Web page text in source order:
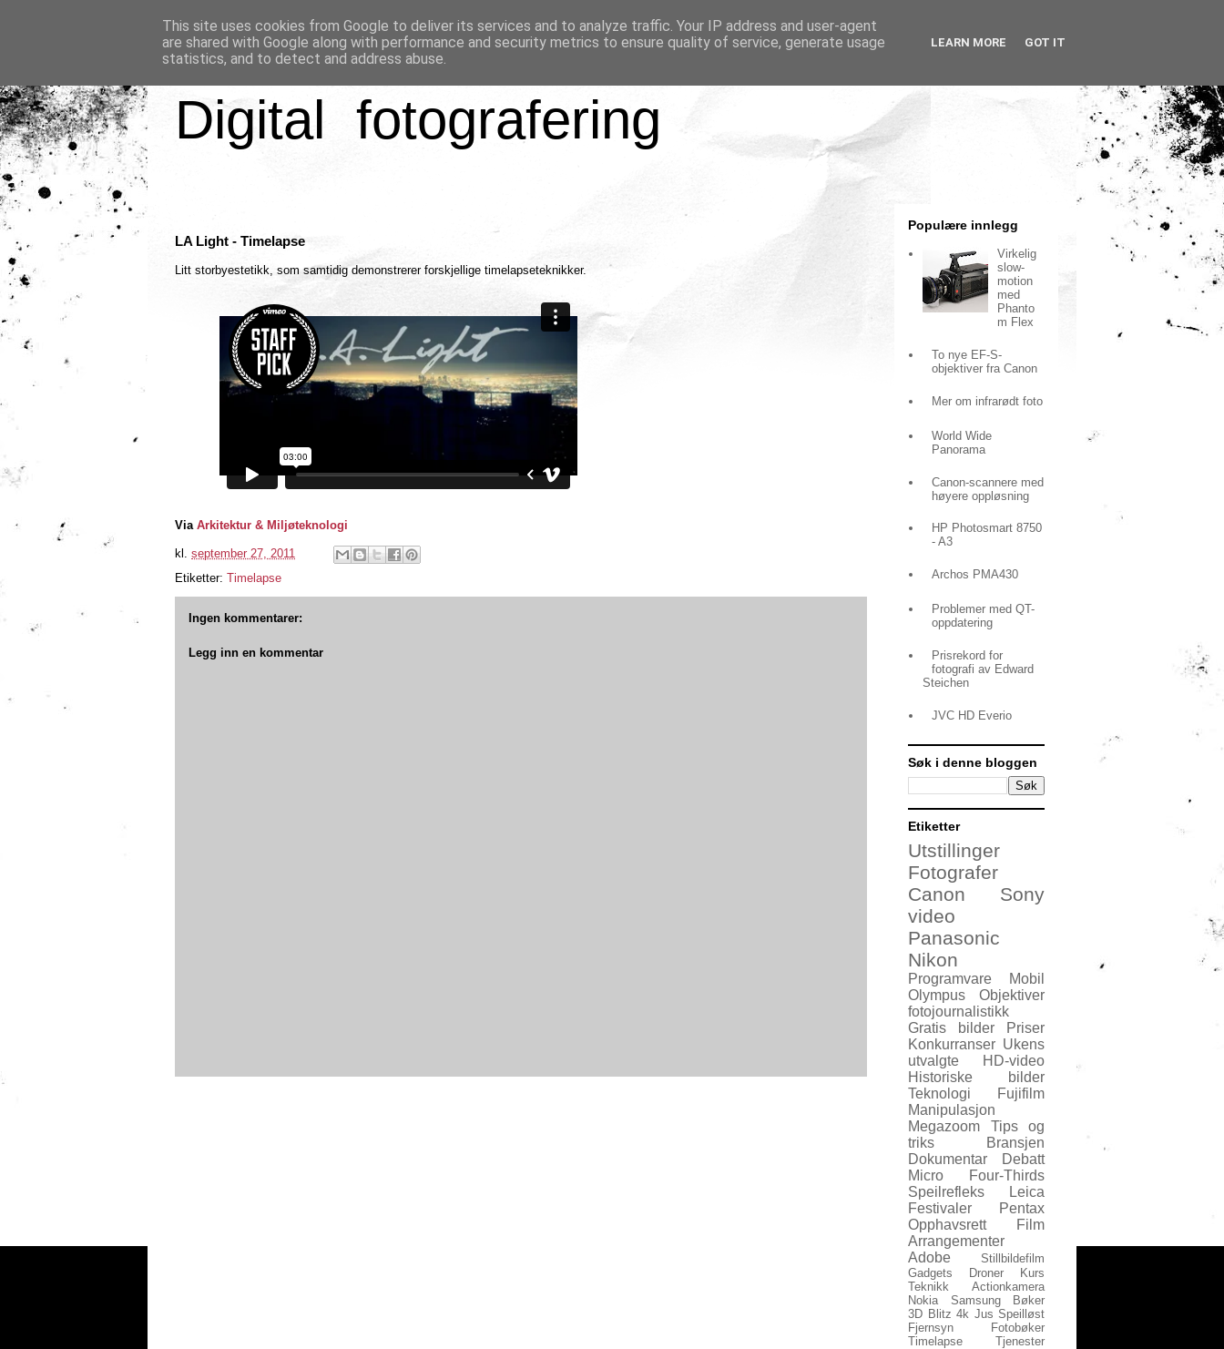
Digital fotografering
LA Light - Timelapse
Litt storbyestetikk, som samtidig demonstrerer forskjellige timelapseteknikker.
Via Arkitektur & Miljøteknologi
kl. september 27, 2011
Etiketter: Timelapse
Ingen kommentarer:
Legg inn en kommentar
Populære innlegg
Virkelig
slow-
motion
med
Phanto
m Flex
To nye EF-S-
objektiver fra Canon
Mer om infrarødt foto
World Wide
Panorama
Canon-scannere med
høyere oppløsning
HP Photosmart 8750
- A3
Archos PMA430
Problemer med QT-
oppdatering
Prisrekord for
fotografi av Edward
Steichen
JVC HD Everio
Søk i denne bloggen
Etiketter
Utstillinger
Fotografer
Canon
Sony
video
Panasonic
Nikon
Programvare
Mobil
Olympus
Objektiver
fotojournalistikk
Gratis bilder
Priser
Konkurranser Ukens
utvalgte
HD-video
Historiske bilder
Teknologi
Fujifilm
Manipulasjon
Megazoom
Tips og
triks
Bransjen
Dokumentar
Debatt
Micro Four-Thirds
Speilrefleks
Leica
Festivaler
Pentax
Opphavsrett
Film
Arrangementer
Adobe
Stillbildefilm
Gadgets
Droner
Kurs
Teknikk
Actionkamera
Nokia
Samsung
Bøker
3D Blitz 4k Jus Speilløst
Fjernsyn
Fotobøker
Timelapse
Tjenester
This site uses cookies from Google to deliver its services and to analyze traffic. Your IP address and user-agent
are shared with Google along with performance and security metrics to ensure quality of service, generate usage
statistics, and to detect and address abuse.
LEARN MORE GOT IT